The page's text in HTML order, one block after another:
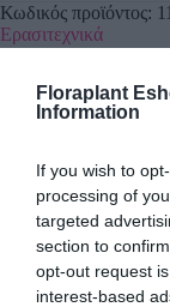
Floraplant
Information
If you wish to
processing of
targeted
section to
opt-out request
interest-based
Κωδικός προϊόντος:
Ερασιτεχνικά